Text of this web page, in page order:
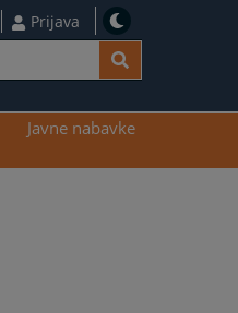
Prijava
Javne nabavke